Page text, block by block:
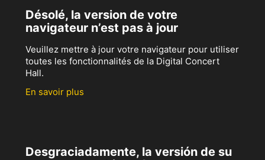
Désolé, la version de votre
navigateur n’est pas à jour
Veuillez mettre à jour votre navigateur pour utiliser
toutes les fonctionnalités de la Digital Concert
Hall.
En savoir plus
Desgraciadamente, la versión de su